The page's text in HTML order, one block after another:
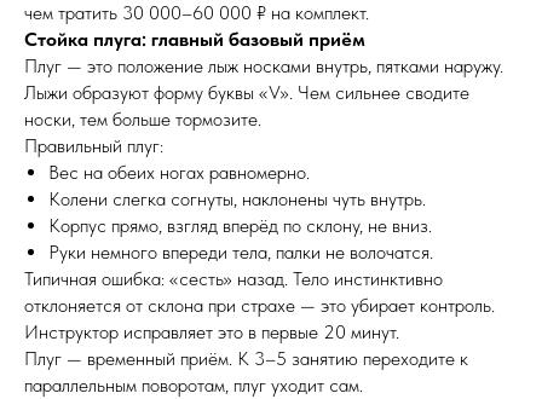
чем тратить 30 000–60 000 ₽ на комплект.
Стойка плуга: главный базовый приём
Плуг — это положение лыж носками внутрь, пятками наружу.
Лыжи образуют форму буквы «V». Чем сильнее сводите
носки, тем больше тормозите.
Правильный плуг:
Вес на обеих ногах равномерно.
Колени слегка согнуты, наклонены чуть внутрь.
Корпус прямо, взгляд вперёд по склону, не вниз.
Руки немного впереди тела, палки не волочатся.
Типичная ошибка: «сесть» назад. Тело инстинктивно
отклоняется от склона при страхе — это убирает контроль.
Инструктор исправляет это в первые 20 минут.
Плуг — временный приём. К 3–5 занятию переходите к
параллельным поворотам, плуг уходит сам.